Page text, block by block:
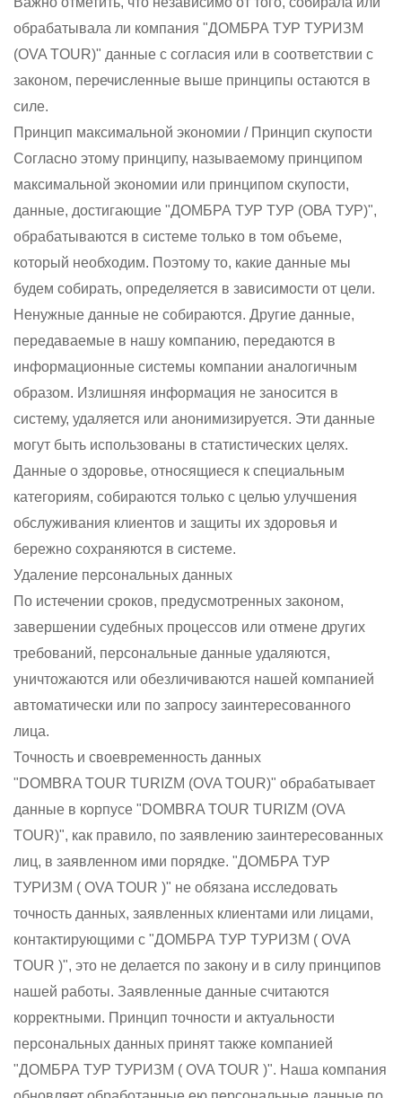
обрабатывала ли компания "ДОМБРА ТУР ТУРИЗМ
(OVA TOUR)" данные с согласия или в соответствии с
законом, перечисленные выше принципы остаются в
силе.
Принцип максимальной экономии / Принцип скупости
Согласно этому принципу, называемому принципом
максимальной экономии или принципом скупости,
данные, достигающие "ДОМБРА ТУР ТУР (ОВА ТУР)",
обрабатываются в системе только в том объеме,
который необходим. Поэтому то, какие данные мы
будем собирать, определяется в зависимости от цели.
Ненужные данные не собираются. Другие данные,
передаваемые в нашу компанию, передаются в
информационные системы компании аналогичным
образом. Излишняя информация не заносится в
систему, удаляется или анонимизируется. Эти данные
могут быть использованы в статистических целях.
Данные о здоровье, относящиеся к специальным
категориям, собираются только с целью улучшения
обслуживания клиентов и защиты их здоровья и
бережно сохраняются в системе.
Удаление персональных данных
По истечении сроков, предусмотренных законом,
завершении судебных процессов или отмене других
требований, персональные данные удаляются,
уничтожаются или обезличиваются нашей компанией
автоматически или по запросу заинтересованного
лица.
Точность и своевременность данных
"DOMBRA TOUR TURIZM (OVA TOUR)" обрабатывает
данные в корпусе "DOMBRA TOUR TURIZM (OVA
TOUR)", как правило, по заявлению заинтересованных
лиц, в заявленном ими порядке. "ДОМБРА ТУР
ТУРИЗМ ( OVA TOUR )" не обязана исследовать
точность данных, заявленных клиентами или лицами,
контактирующими с "ДОМБРА ТУР ТУРИЗМ ( OVA
TOUR )", это не делается по закону и в силу принципов
нашей работы. Заявленные данные считаются
корректными. Принцип точности и актуальности
персональных данных принят также компанией
"ДОМБРА ТУР ТУРИЗМ ( OVA TOUR )". Наша компания